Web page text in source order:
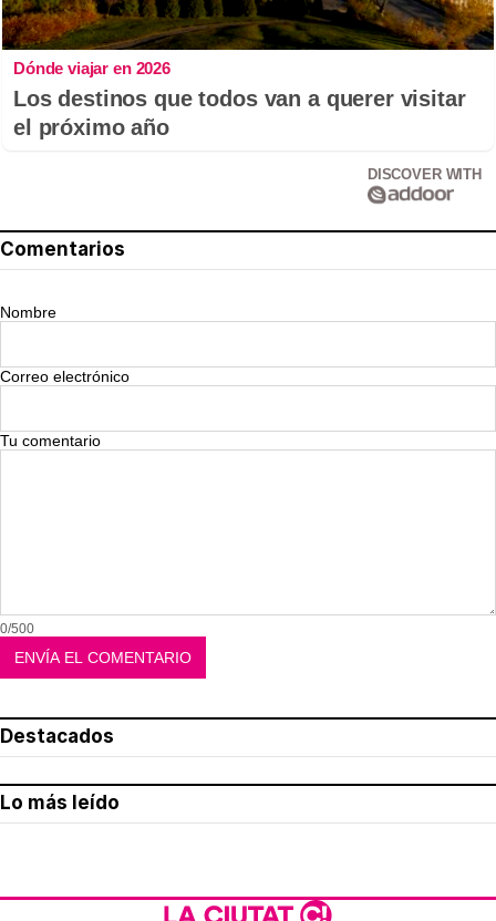
Dónde viajar en 2026
Los destinos que todos van a querer visitar
el próximo año
DISCOVER WITH
Comentarios
Nombre
Correo electrónico
Tu comentario
0/500
Destacados
Lo más leído